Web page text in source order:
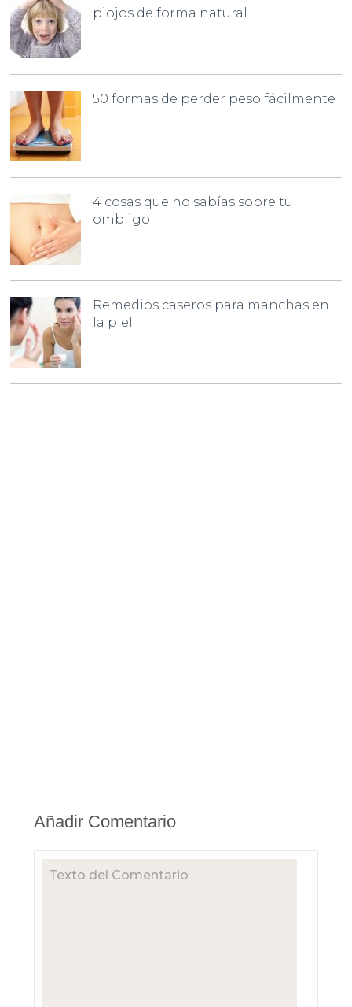
piojos de forma natural
50 formas de perder peso fácilmente
4 cosas que no sabías sobre tu
ombligo
Remedios caseros para manchas en
la piel
Añadir Comentario